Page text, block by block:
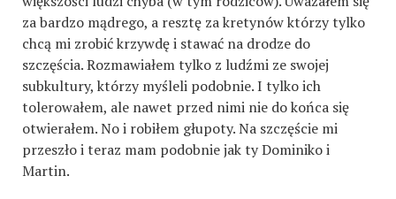
za bardzo mądrego, a resztę za kretynów którzy tylko
chcą mi zrobić krzywdę i stawać na drodze do
szczęścia. Rozmawiałem tylko z ludźmi ze swojej
subkultury, którzy myśleli podobnie. I tylko ich
tolerowałem, ale nawet przed nimi nie do końca się
otwierałem. No i robiłem głupoty. Na szczęście mi
przeszło i teraz mam podobnie jak ty Dominiko i
Martin.